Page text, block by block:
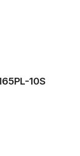
10S